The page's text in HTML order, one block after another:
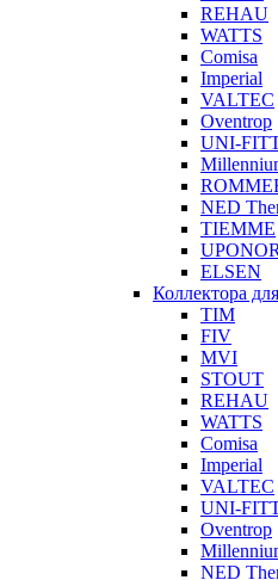
REHAU
WATTS
Comisa
Imperial
VALTEC
Oventrop
UNI-
NED
TIEMME
UPONOR
ELSEN
Коллектора
TIM
FIV
MVI
STOUT
REHAU
WATTS
Comisa
Imperial
VALTEC
UNI-
Oventrop
NED